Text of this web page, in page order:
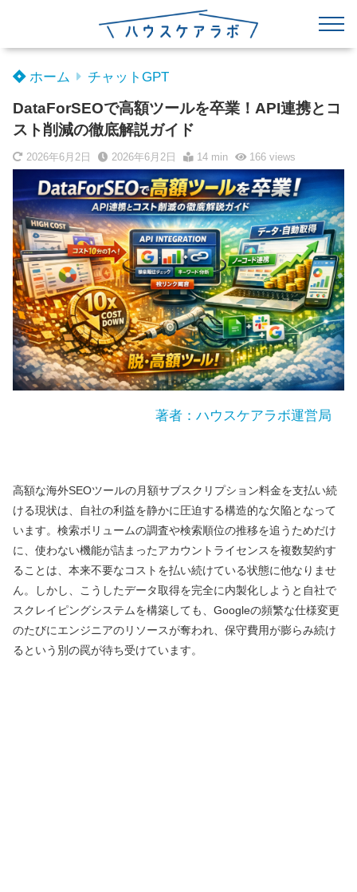
ホーム チャットGPT
DataForSEOで高額ツールを卒業！API連携とコ
スト削減の徹底解説ガイド
2026年6月2日 2026年6月2日 14 min 166views
著者：ハウスケアラボ運営局
高額な海外SEOツールの月額サブスクリプション料金を支払い続
ける現状は、自社の利益を静かに圧迫する構造的な欠陥となって
います。検索ボリュームの調査や検索順位の推移を追うためだけ
に、使わない機能が詰まったアカウントライセンスを複数契約す
ることは、本来不要なコストを払い続けている状態に他なりませ
ん。しかし、こうしたデータ取得を完全に内製化しようと自社で
スクレイピングシステムを構築しても、Googleの頻繁な仕様変更
のたびにエンジニアのリソースが奪われ、保守費用が膨らみ続け
るという別の罠が待ち受けています。